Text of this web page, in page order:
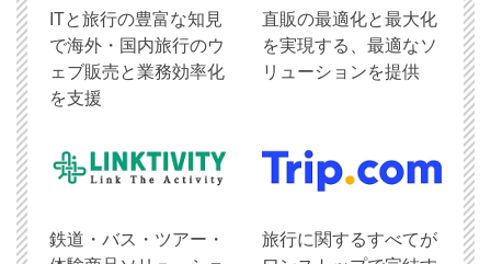
ITと旅行の豊富な知見
で海外・国内旅行のウ
ェブ販売と業務効率化
を支援
直販の最適化と最大化
を実現する、最適なソ
リューションを提供
鉄道・バス・ツアー・
旅行に関するすべてが